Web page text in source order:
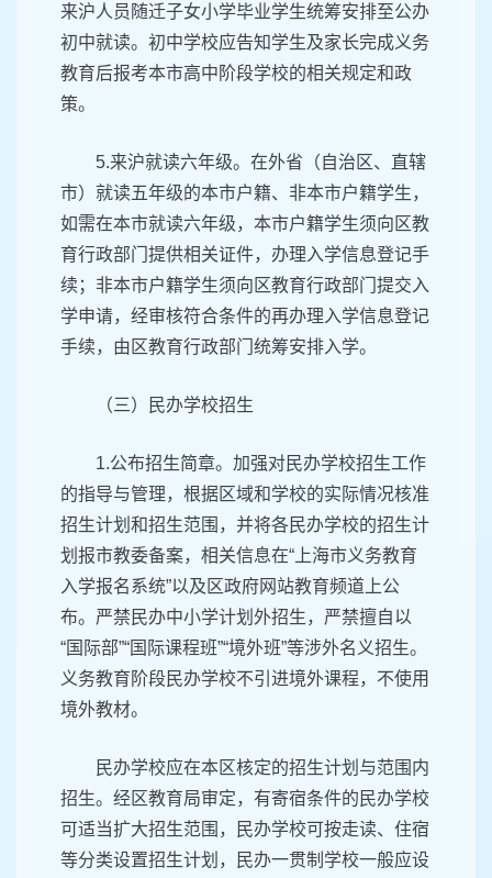
来沪人员随迁子女小学毕业学生统筹安排至公办
初中就读。初中学校应告知学生及家长完成义务
教育后报考本市高中阶段学校的相关规定和政
策。
5.来沪就读六年级。在外省（自治区、直辖
市）就读五年级的本市户籍、非本市户籍学生，
如需在本市就读六年级，本市户籍学生须向区教
育行政部门提供相关证件，办理入学信息登记手
续；非本市户籍学生须向区教育行政部门提交入
学申请，经审核符合条件的再办理入学信息登记
手续，由区教育行政部门统筹安排入学。
（三）民办学校招生
1.公布招生简章。加强对民办学校招生工作
的指导与管理，根据区域和学校的实际情况核准
招生计划和招生范围，并将各民办学校的招生计
划报市教委备案，相关信息在“上海市义务教育
入学报名系统”以及区政府网站教育频道上公
布。严禁民办中小学计划外招生，严禁擅自以
“国际部”“国际课程班”“境外班”等涉外名义招生。
义务教育阶段民办学校不引进境外课程，不使用
境外教材。
民办学校应在本区核定的招生计划与范围内
招生。经区教育局审定，有寄宿条件的民办学校
可适当扩大招生范围，民办学校可按走读、住宿
等分类设置招生计划，民办一贯制学校一般应设